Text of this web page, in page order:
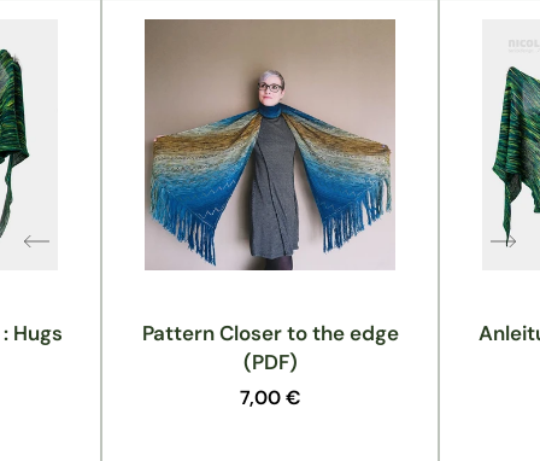
Hugs
Pattern Closer to the edge
(PDF)
Normaler
7,00 €